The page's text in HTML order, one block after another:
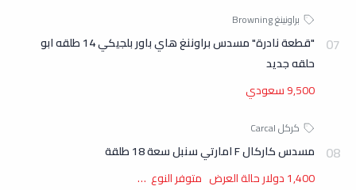
"قطعة نادرة" مسدس براوننغ هاي باور بلجيكي 14 طلقه ابو
حلقه جديد
9,500 سعودي
مسدس كاركال F امارتي سنبل سعة 18 طلقة
1,400 دولار حالة العرض متوفر النوع …